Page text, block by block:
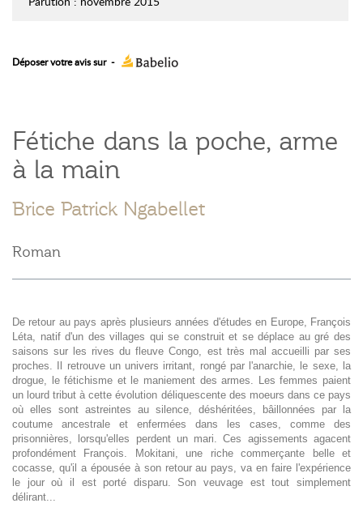
Déposer votre avis sur -
Fétiche dans la poche, arme
à la main
Brice Patrick Ngabellet
Roman
De retour au pays après plusieurs années d'études en Europe, François
Léta, natif d'un des villages qui se construit et se déplace au gré des
saisons sur les rives du fleuve Congo, est très mal accueilli par ses
proches. Il retrouve un univers irritant, rongé par l'anarchie, le sexe, la
drogue, le fétichisme et le maniement des armes. Les femmes paient
un lourd tribut à cette évolution déliquescente des moeurs dans ce pays
où elles sont astreintes au silence, déshéritées, bâillonnées par la
coutume ancestrale et enfermées dans les cases, comme des
prisonnières, lorsqu'elles perdent un mari. Ces agissements agacent
profondément François. Mokitani, une riche commerçante belle et
cocasse, qu'il a épousée à son retour au pays, va en faire l'expérience
le jour où il est porté disparu. Son veuvage est tout simplement
délirant...